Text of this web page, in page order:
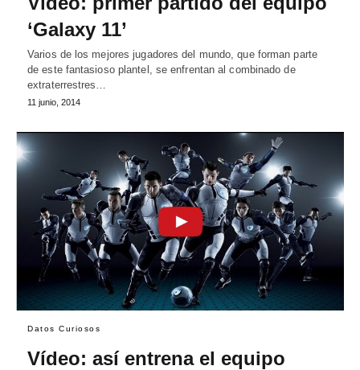
‘Galaxy 11’
Varios de los mejores jugadores del mundo, que forman parte
de este fantasioso plantel, se enfrentan al combinado de
extraterrestres…
11 junio, 2014
Datos Curiosos
Vídeo: así entrena el equipo